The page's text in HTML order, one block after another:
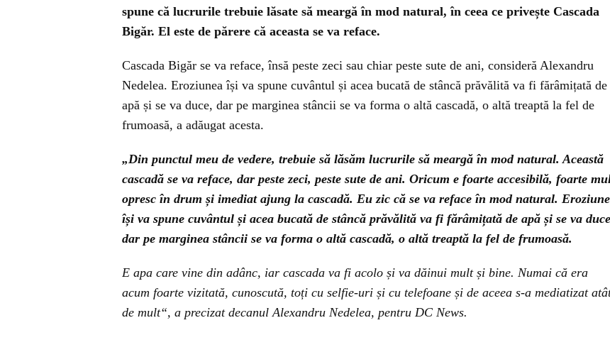
spune că lucrurile trebuie lăsate să meargă în mod natural, în ceea ce privește Cascada
Bigăr. El este de părere că aceasta se va reface.
Cascada Bigăr se va reface, însă peste zeci sau chiar peste sute de ani, consideră Alexandru
Nedelea. Eroziunea își va spune cuvântul și acea bucată de stâncă prăvălită va fi fărâmițată de
apă și se va duce, dar pe marginea stâncii se va forma o altă cascadă, o altă treaptă la fel de
frumoasă, a adăugat acesta.
„Din punctul meu de vedere, trebuie să lăsăm lucrurile să meargă în mod natural. Această
cascadă se va reface, dar peste zeci, peste sute de ani. Oricum e foarte accesibilă, foarte
opresc în drum și imediat ajung la cascadă. Eu zic că se va reface în mod natural.
își va spune cuvântul și acea bucată de stâncă prăvălită va fi fărâmițată de apă și se va
dar pe marginea stâncii se va forma o altă cascadă, o altă treaptă la fel de frumoasă.
E apa care vine din adânc, iar cascada va fi acolo și va dăinui mult și bine. Numai că era
acum foarte vizitată, cunoscută, toți cu selfie-uri și cu telefoane și de aceea s-a mediatizat
de mult“, a precizat decanul Alexandru Nedelea, pentru DC News.